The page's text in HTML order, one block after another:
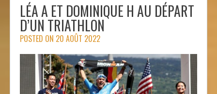
LÉA A ET DOMINIQUE H AU DÉPART
D’UN TRIATHLON
POSTED ON 20 AOÛT 2022